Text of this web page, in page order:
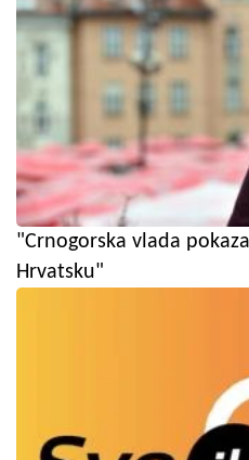
"Crnogorska vlada
Hrvatsku"